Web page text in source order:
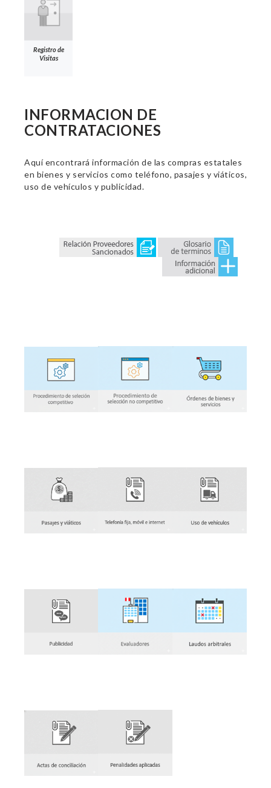
Registro de
Visitas
INFORMACION DE
CONTRATACIONES
Aquí encontrará información de las compras estatales
en bienes y servicios como teléfono, pasajes y viáticos,
uso de vehículos y publicidad.